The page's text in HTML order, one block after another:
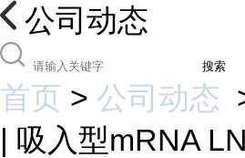
公司动态
搜索
首页 > 公司动态
| 吸入型mRNA